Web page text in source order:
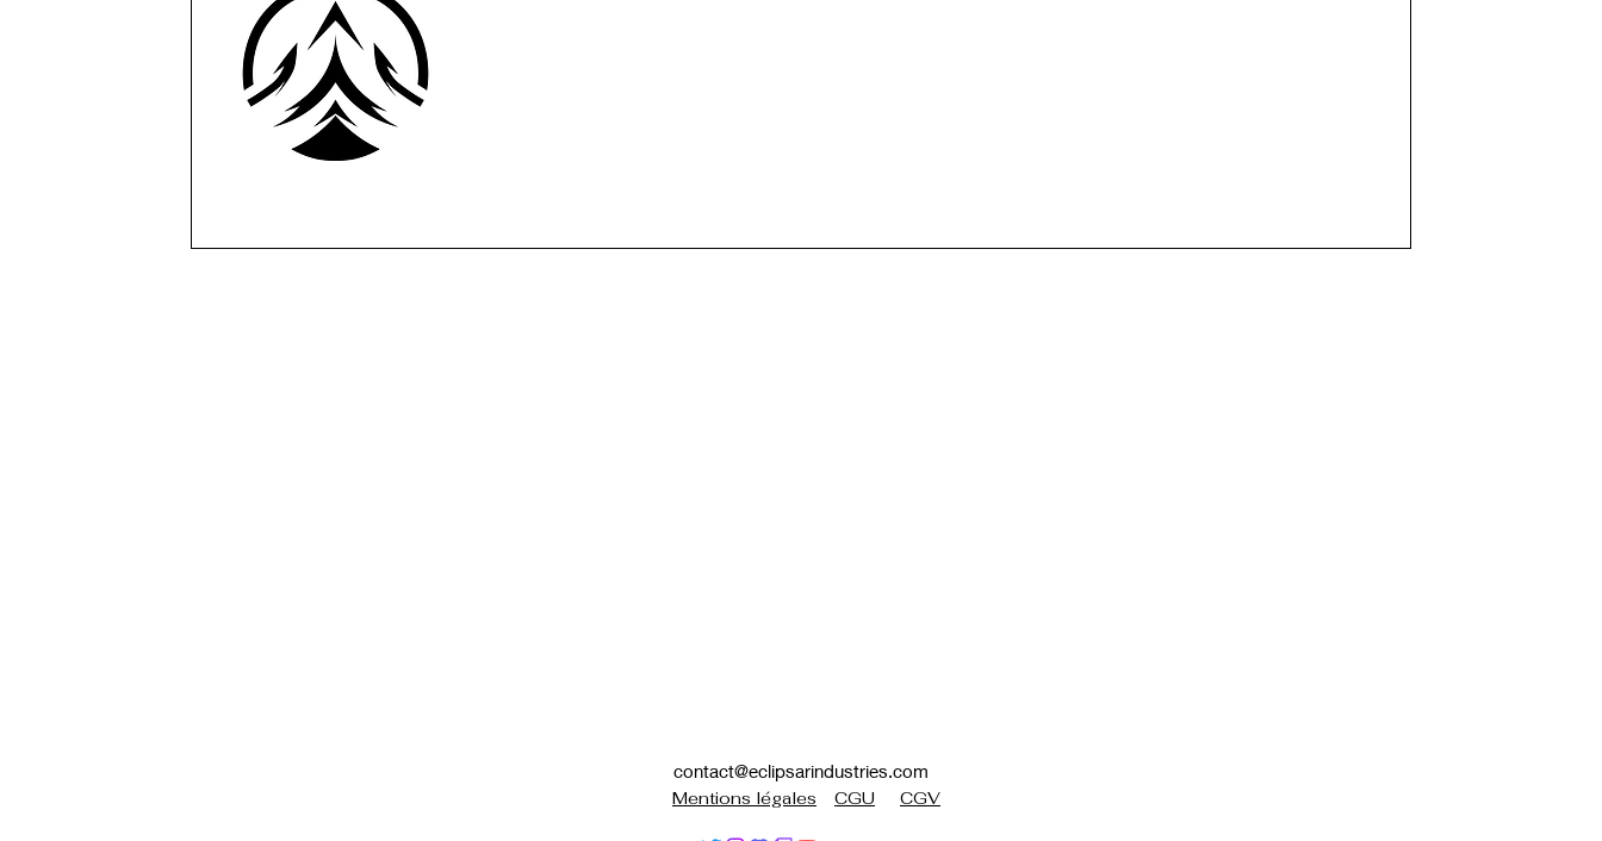
contact@eclipsarindustries.com
Mentions légales
CGU CGV